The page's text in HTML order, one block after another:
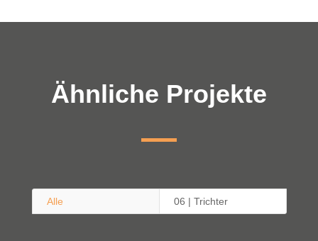
Ähnliche Projekte
Alle 06 | Trichter